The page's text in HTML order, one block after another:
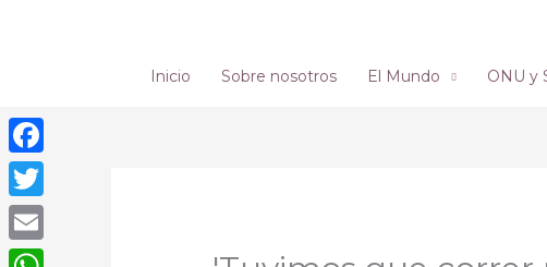
Inicio Sobre nosotros El Mundo ONU y
Facebook
Twitter
Email